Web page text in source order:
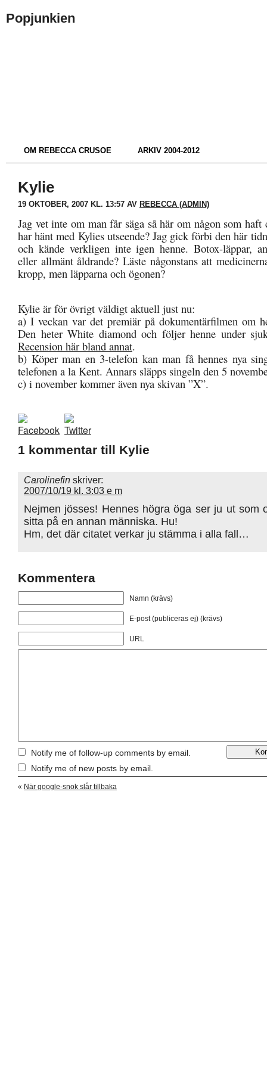
Popjunkien
OM REBECCA CRUSOE ARKIV 2004-2012
Kylie
19 OKTOBER, 2007 KL. 13:57 AV REBECCA (ADMIN)
Jag vet inte om man får säga så här om någon som haft
har hänt med Kylies utseende? Jag gick förbi den här
och kände verkligen inte igen henne. Botox-läppar,
eller allmänt åldrande? Läste någonstans att
kropp, men läpparna och ögonen?
Kylie är för övrigt väldigt aktuell just nu:
a) I veckan var det premiär på dokumentärfilmen om
Den heter White diamond och följer henne under
Recension här bland annat.
b) Köper man en 3-telefon kan man få hennes nya
telefonen a la Kent. Annars släpps singeln den 5
c) i november kommer även nya skivan ”X”.
1 kommentar till Kylie
Carolinefin skriver:
2007/10/19 kl. 3:03 e m
Nejmen jösses! Hennes högra öga ser ju ut som
sitta på en annan människa. Hu!
Hm, det där citatet verkar ju stämma i alla fall…
Kommentera
Namn (krävs)
E-post (publiceras ej) (krävs)
URL
Notify me of follow-up comments by email.
Notify me of new posts by email.
« När google-snok slår tillbaka